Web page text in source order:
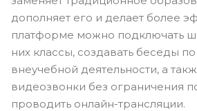
дополняет его и делает более
платформе можно подключать
них классы, создавать беседы
внеучебной деятельности, а
видеозвонки без ограничения
проводить онлайн-трансляции.